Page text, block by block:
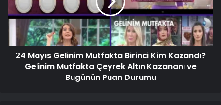
24 Mayıs Gelinim Mutfakta Birinci Kim Kazandı?
Gelinim Mutfakta Çeyrek Altın Kazananı ve
Bugünün Puan Durumu